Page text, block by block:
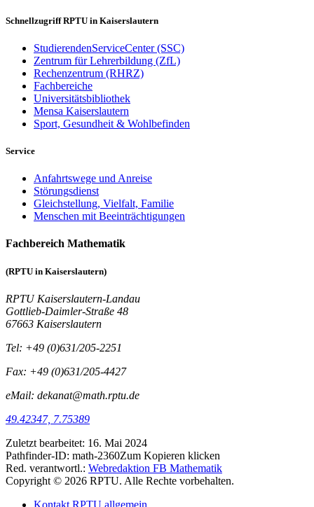
Schnellzugriff RPTU in Kaiserslautern
StudierendenServiceCenter (SSC)
Zentrum für Lehrerbildung (ZfL)
Rechenzentrum (RHRZ)
Fachbereiche
Universitätsbibliothek
Mensa Kaiserslautern
Sport, Gesundheit & Wohlbefinden
Service
Anfahrtswege und Anreise
Störungsdienst
Gleichstellung, Vielfalt, Familie
Menschen mit Beeinträchtigungen
Fachbereich Mathematik
(RPTU in Kaiserslautern)
RPTU Kaiserslautern-Landau
Gottlieb-Daimler-Straße 48
67663 Kaiserslautern
Tel: +49 (0)631/205-2251
Fax: +49 (0)631/205-4427
eMail: dekanat@math.rptu.de
49.42347, 7.75389
Zuletzt bearbeitet: 16. Mai 2024
Pathfinder-ID: math-2360Zum Kopieren klicken
Red. verantwortl.: Webredaktion FB Mathematik
Copyright © 2026 RPTU. Alle Rechte vorbehalten.
Kontakt RPTU allgemein